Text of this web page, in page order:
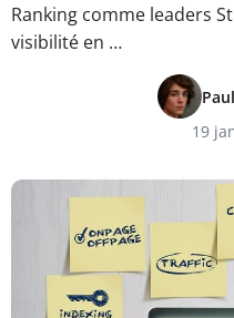
Ranking comme leaders
visibilité en …
19